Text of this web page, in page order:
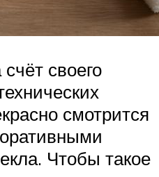
своего
смотрится
Чтобы такое